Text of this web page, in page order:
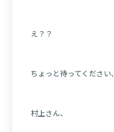
え？？
ちょっと待ってください、
村上さん、